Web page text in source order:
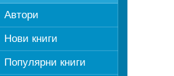
Автори
Нови книги
Популярни книги